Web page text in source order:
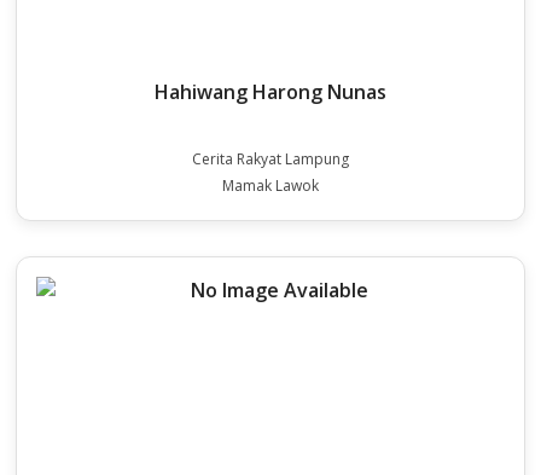
Hahiwang Harong Nunas
Cerita Rakyat Lampung
Mamak Lawok